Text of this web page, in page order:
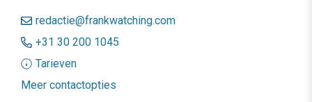
redactie@frankwatching.com
+31 30 200 1045
Tarieven
Meer contactopties